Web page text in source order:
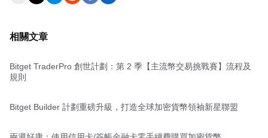
相關文章
Bitget TraderPro 創世計劃：第 2 季【主流幣交易挑戰賽】流程及
規則
Bitget Builder 計劃重磅升級，打造全球加密貨幣領袖新星聯盟